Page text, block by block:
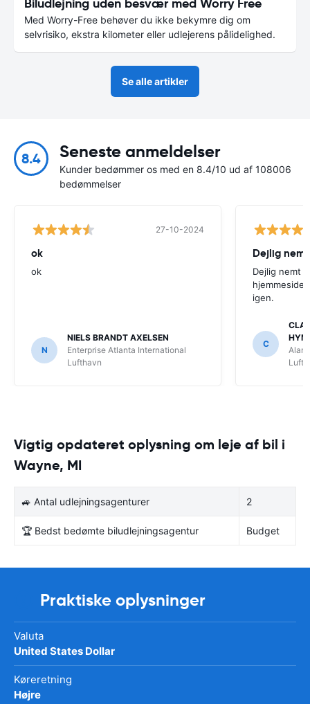
Med Worry-Free behøver du ikke bekymre dig om
selvrisiko, ekstra kilometer eller udlejerens pålidelighed.
Se alle artikler
8.4 Seneste anmeldelser
Kunder bedømmer os med en 8.4/10 ud af 108006
bedømmelser
27-10-2024
ok
ok
N
NIELS BRANDT AXELSEN
Enterprise Atlanta International
Lufthavn
Dejlig
Dejlig nemt
igen.
C
Vigtig opdateret oplysning om leje af bil i
Wayne, MI
🚙 Antal udlejningsagenturer 2
🏆 Bedst bedømte biludlejningsagentur Budget
Praktiske oplysninger
Valuta
United States Dollar
Køreretning
Højre